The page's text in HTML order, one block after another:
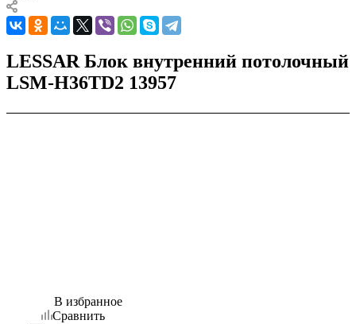
LESSAR Блок внутренний потолочный
LSM-H36TD2 13957
В избранное
Сравнить